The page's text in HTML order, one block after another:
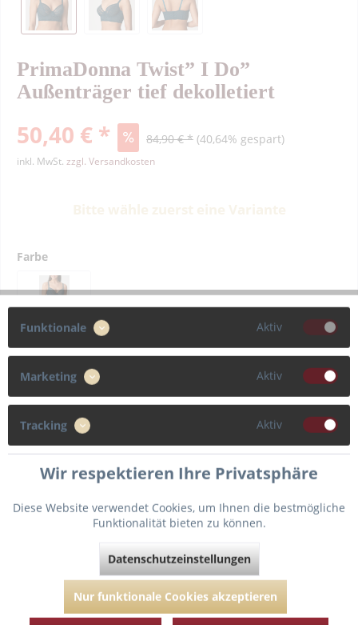
PrimaDonna Twist” I Do”
Außenträger tief dekolletiert
50,40 € * 84,90 € * (40,64% gespart)
inkl. MwSt. zzgl. Versandkosten
Farbe
Größe
75
G
In denWarenkorb
Merken Fragen zum Artikel?
Artikel-Nr.: PDT014-1607-WIN20-DEEP-TEAL-75-G
Funktionale Aktiv
Marketing Aktiv
Tracking Aktiv
Wir respektieren Ihre Privatsphäre
Diese Website verwendet Cookies, um Ihnen die bestmögliche
Funktionalität bieten zu können.
Datenschutzeinstellungen
Nur funktionale Cookies akzeptieren